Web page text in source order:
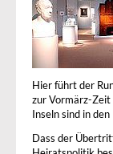
Hier führt der
zur Vormärz-
Inseln sind in
Dass der